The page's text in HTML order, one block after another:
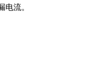
电流。